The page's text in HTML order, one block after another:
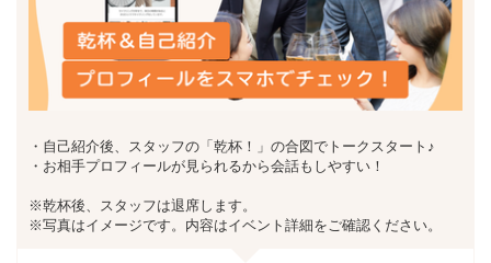
・自己紹介後、スタッフの「乾杯！」の合図でトークスタート♪
・お相手プロフィールが見られるから会話もしやすい！
※乾杯後、スタッフは退席します。
※写真はイメージです。内容はイベント詳細をご確認ください。